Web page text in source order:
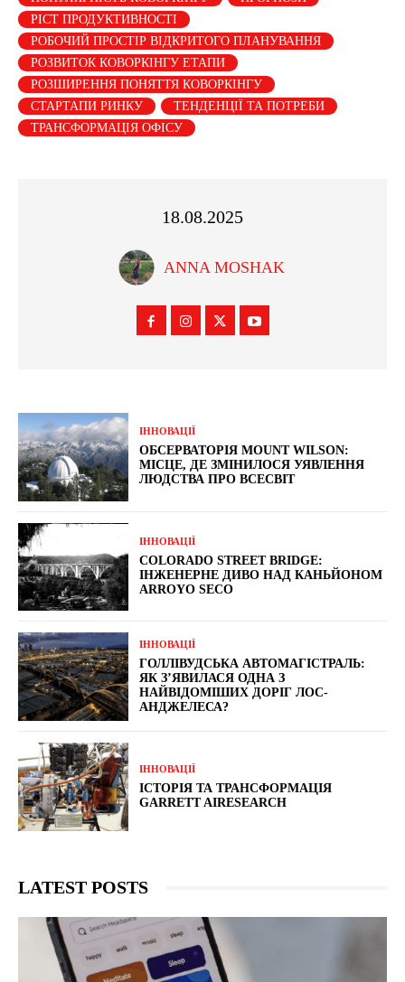
РІСТ ПРОДУКТИВНОСТІ
РОБОЧИЙ ПРОСТІР ВІДКРИТОГО ПЛАНУВАННЯ
РОЗВИТОК КОВОРКІНГУ ЕТАПИ
РОЗШИРЕННЯ ПОНЯТТЯ КОВОРКІНГУ
СТАРТАПИ РИНКУ
ТЕНДЕНЦІЇ ТА ПОТРЕБИ
ТРАНСФОРМАЦІЯ ОФІСУ
18.08.2025
ANNA MOSHAK
ІННОВАЦІЇ
ОБСЕРВАТОРІЯ MOUNT WILSON:
МІСЦЕ, ДЕ ЗМІНИЛОСЯ УЯВЛЕННЯ
ЛЮДСТВА ПРО ВСЕСВІТ
ІННОВАЦІЇ
COLORADO STREET BRIDGE:
ІНЖЕНЕРНЕ ДИВО НАД КАНЬЙОНОМ
ARROYO SECO
ІННОВАЦІЇ
ГОЛЛІВУДСЬКА АВТОМАГІСТРАЛЬ:
ЯК З’ЯВИЛАСЯ ОДНА З
НАЙВІДОМІШИХ ДОРІГ ЛОС-
АНДЖЕЛЕСА?
ІННОВАЦІЇ
ІСТОРІЯ ТА ТРАНСФОРМАЦІЯ
GARRETT AIRESEARCH
LATEST POSTS